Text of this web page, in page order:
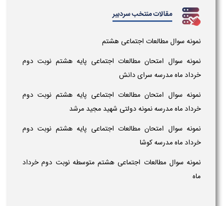
مقالات منتخب سردبیر
نمونه سوال مطالعات اجتماعی هشتم
نمونه سوال امتحان مطالعات اجتماعی پایه هشتم نوبت دوم
خرداد ماه مدرسه سرای دانش
نمونه سوال امتحان مطالعات اجتماعی پایه هشتم نوبت دوم
خرداد ماه مدرسه نمونه دولتی شهید مجید مرشد
نمونه سوال امتحان مطالعات اجتماعی پایه هشتم نوبت دوم
خرداد ماه مدرسه کوشا
نمونه سوال مطالعات اجتماعی هشتم متوسطه نوبت دوم خرداد
ماه